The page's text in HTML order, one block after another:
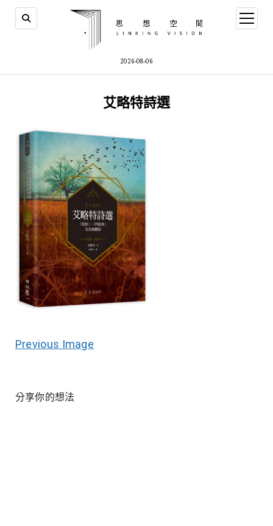
2026-08-06
open
menu
艾略特詩選
Previous Image
分享你的想法